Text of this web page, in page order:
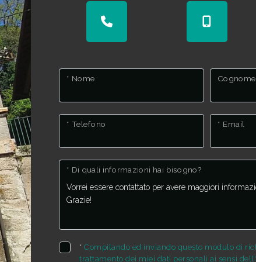
* Nome Cognome
* Telefono * Email
* Di quali informazioni hai bisogno?
*Compilando ed inviando questo modulo di
trattamento dei miei dati personali ai sensi